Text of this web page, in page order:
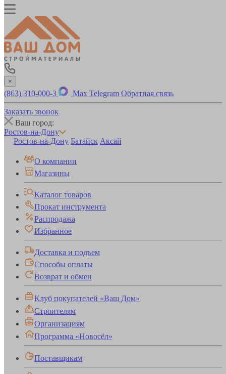
×
(863) 310-000-3 Max Telegram Обратная связь
Заказать звонок
Ваш город:
Ростов-на-Дону
Ростов-на-Дону Батайск Аксай
О компании
Магазины
Каталог товаров
Прокат инструмента
Распродажа
Избранное
Доставка и подъем
Способы оплаты
Возврат и обмен
Клуб покупателей «Ваш Дом»
Строителям
Организациям
Программа «Новосёл»
Поставщикам